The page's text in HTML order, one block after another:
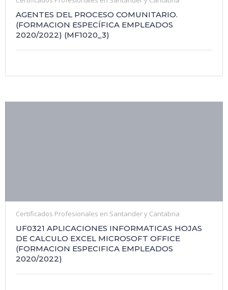
AGENTES DEL PROCESO COMUNITARIO.
(FORMACION ESPECÍFICA EMPLEADOS
2020/2022) (MF1020_3)
Certificados Profesionales en Santander y Cantabria
UF0321 APLICACIONES INFORMATICAS HOJAS
DE CALCULO EXCEL MICROSOFT OFFICE
(FORMACION ESPECIFICA EMPLEADOS
2020/2022)